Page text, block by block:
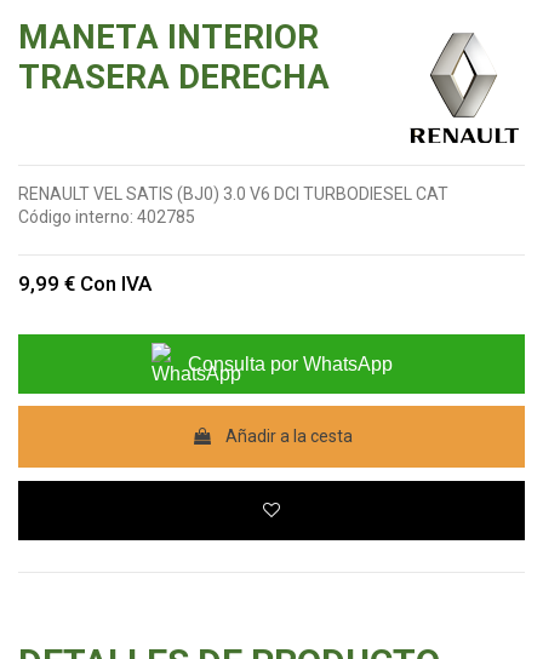
MANETA INTERIOR
TRASERA DERECHA
RENAULT VEL SATIS (BJ0) 3.0 V6 DCI TURBODIESEL CAT
Código interno: 402785
9,99 € Con IVA
Consulta por WhatsApp
Añadir a la cesta